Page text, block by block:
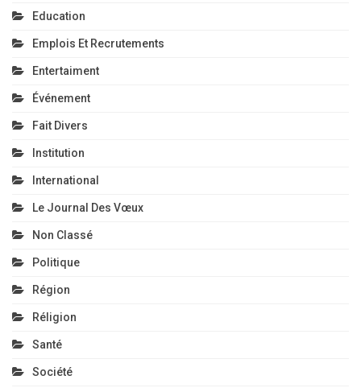
Education
Emplois Et Recrutements
Entertaiment
Événement
Fait Divers
Institution
International
Le Journal Des Vœux
Non Classé
Politique
Région
Réligion
Santé
Société